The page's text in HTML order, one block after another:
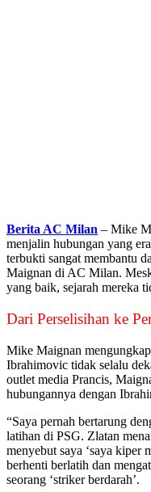
Berita AC Milan – Mike
menjalin hubungan yang
terbukti sangat membantu
Maignan di AC Milan.
yang baik, sejarah mereka
Dari Perselisihan ke
Mike Maignan
Ibrahimovic tidak selalu
outlet media Prancis,
hubungannya dengan
“Saya pernah bertarung
latihan di PSG. Zlatan
menyebut saya ‘saya kiper
berhenti berlatih dan
seorang ‘striker berdarah’.